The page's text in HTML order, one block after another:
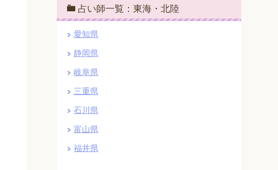
占い師一覧：東海・北陸
愛知県
静岡県
岐阜県
三重県
石川県
富山県
福井県